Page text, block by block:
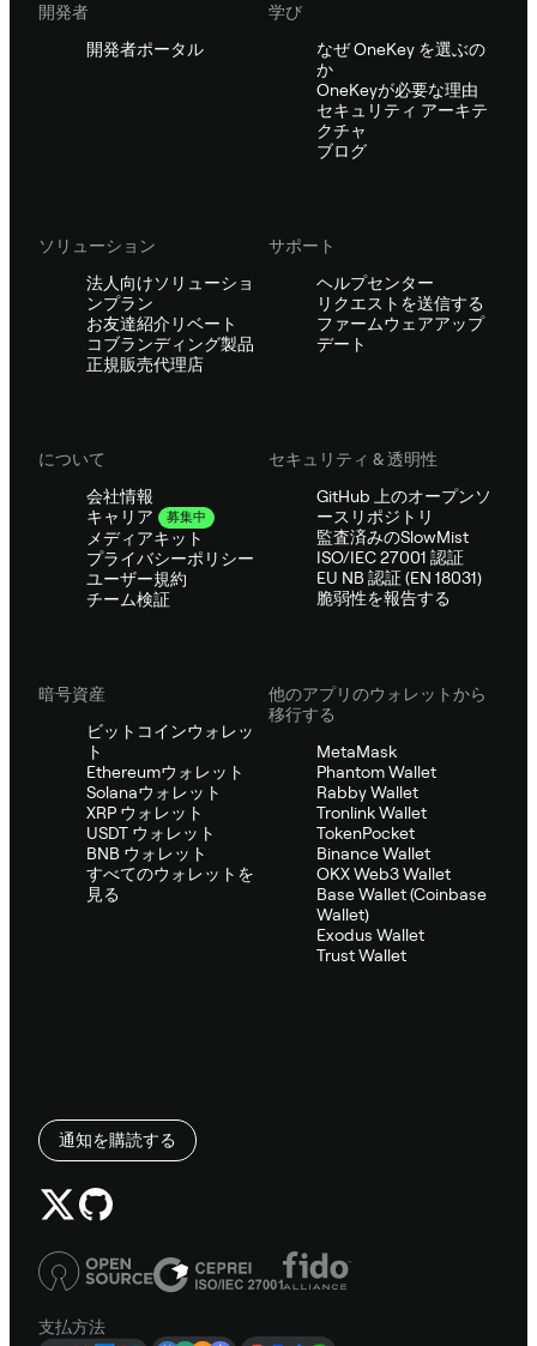
開発者
開発者ポータル
学び
なぜ OneKey を選ぶの
か
OneKeyが必要な理由
セキュリティ アーキテ
クチャ
ブログ
ソリューション
法人向けソリューショ
ンプラン
お友達紹介リベート
コブランディング製品
正規販売代理店
サポート
ヘルプセンター
リクエストを送信する
ファームウェアアップ
デート
について
会社情報
キャリア
募集中
メディアキット
プライバシーポリシー
ユーザー規約
チーム検証
セキュリティ & 透明性
GitHub 上のオープンソ
ースリポジトリ
監査済みのSlowMist
ISO/IEC 27001 認証
EU NB 認証 (EN 18031)
脆弱性を報告する
暗号資産
ビットコインウォレッ
ト
Ethereumウォレット
Solanaウォレット
XRP ウォレット
USDT ウォレット
BNB ウォレット
すべてのウォレットを
見る
他のアプリのウォレットから
移行する
MetaMask
Phantom Wallet
Rabby Wallet
Tronlink Wallet
TokenPocket
Binance Wallet
OKX Web3 Wallet
Base Wallet (Coinbase
Wallet)
Exodus Wallet
Trust Wallet
通知を購読する
支払方法